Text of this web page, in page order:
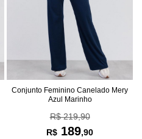
Conjunto Feminino Canelado Mery
Azul Marinho
R$ 219,90
R$ 189,90